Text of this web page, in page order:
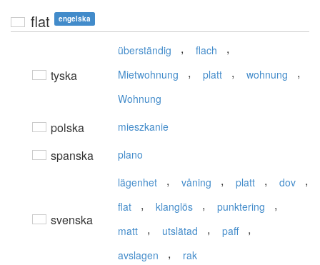
flat engelska
tyska
überständig , flach ,
Mietwohnung , platt , wohnung ,
Wohnung
polska mieszkanie
spanska plano
svenska
lägenhet , våning , platt , dov ,
flat , klanglös , punktering ,
matt , utslätad , paff ,
avslagen , rak